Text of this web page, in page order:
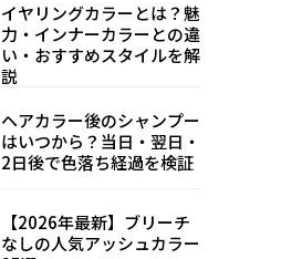
イヤリングカラーとは？魅
力・インナーカラーとの違
い・おすすめスタイルを解
説
ヘアカラー後のシャンプー
はいつから？当日・翌日・
2日後で色落ち経過を検証
【2026年最新】ブリーチ
なしの人気アッシュカラー